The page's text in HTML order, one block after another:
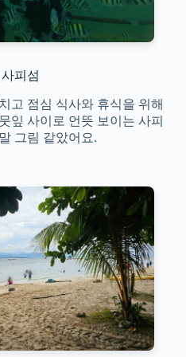
피섬
고 점심 식사와 휴식을 위해
잎 사이로 언뜻 보이는 사피
그림 같았어요.